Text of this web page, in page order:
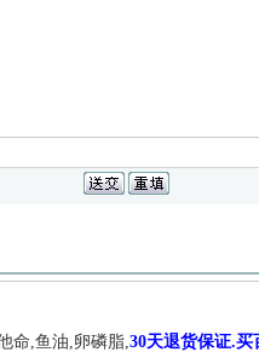
命,鱼油,卵磷脂,30天退货保证.买